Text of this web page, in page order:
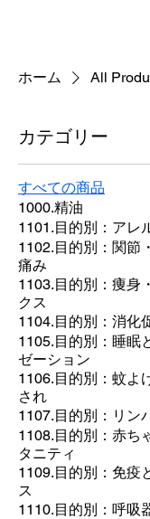
ホーム All
カテゴリー
すべての商品
1000.精油
1101.目的別：アレ
1102.目的別：関節
痛み
1103.目的別：痩身
クス
1104.目的別：消化
1105.目的別：睡眠
ゼーション
1106.目的別：蚊よ
され
1107.目的別：リン
1108.目的別：赤ち
タニティ
1109.目的別：免疫
ス
1110.目的別：呼吸